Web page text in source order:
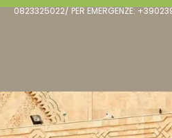
0823325022/ PER EMERGENZE: